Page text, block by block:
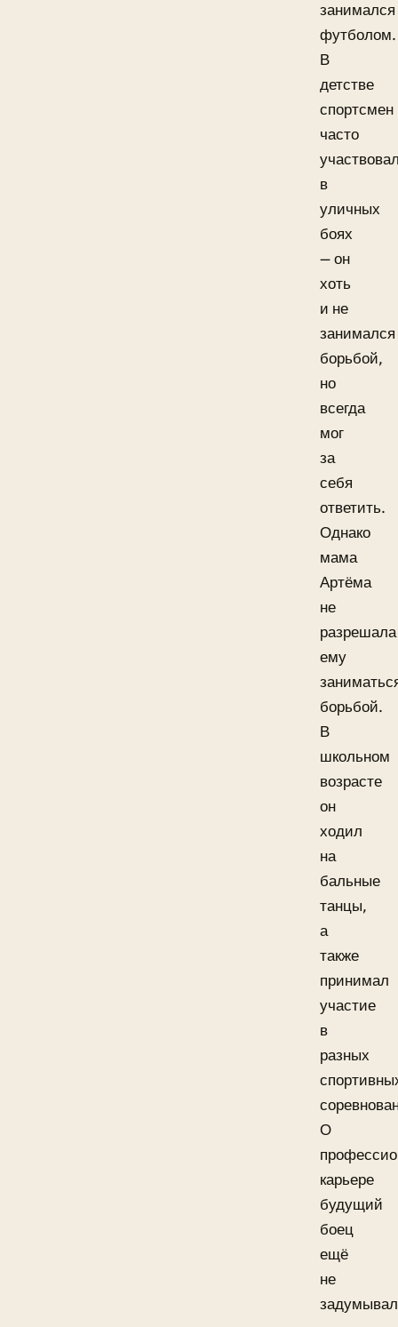
занимался
футболом.
В
детстве
спортсмен
часто
в
уличных
боях
— он
хоть
и не
занимался
борьбой,
но
всегда
мог
за
себя
ответить.
Однако
мама
Артёма
не
разрешала
ему
борьбой.
В
школьном
возрасте
он
ходил
на
бальные
танцы,
а
также
принимал
участие
в
разных
О
карьере
будущий
боец
ещё
не